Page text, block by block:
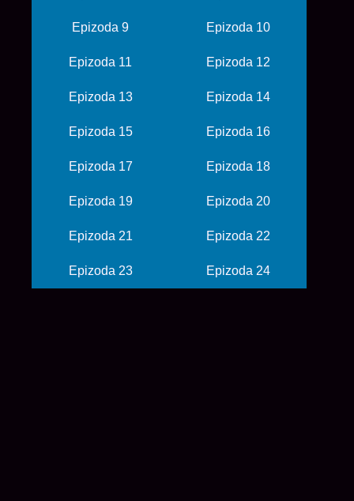
Epizoda 9 Epizoda 10
Epizoda 11 Epizoda 12
Epizoda 13 Epizoda 14
Epizoda 15 Epizoda 16
Epizoda 17 Epizoda 18
Epizoda 19 Epizoda 20
Epizoda 21 Epizoda 22
Epizoda 23 Epizoda 24